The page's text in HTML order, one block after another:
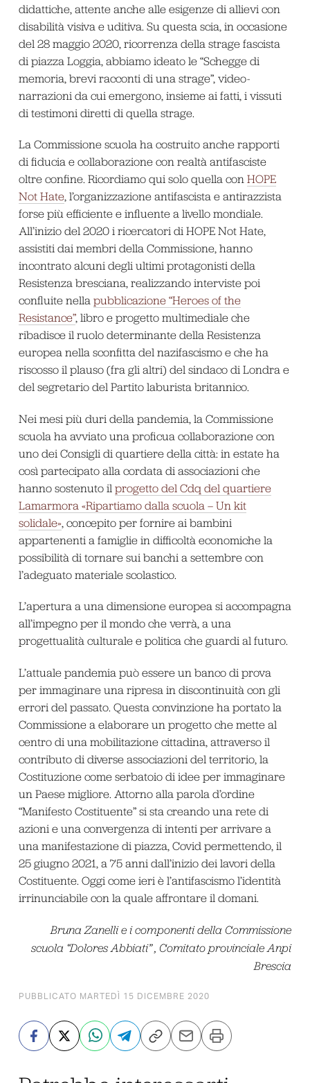
didattiche, attente anche alle esigenze di allievi con
disabilità visiva e uditiva. Su questa scia, in occasione
del 28 maggio 2020, ricorrenza della strage fascista
di piazza Loggia, abbiamo ideato le “Schegge di
memoria, brevi racconti di una strage”, video-
narrazioni da cui emergono, insieme ai fatti, i vissuti
di testimoni diretti di quella strage.
La Commissione scuola ha costruito anche rapporti
di fiducia e collaborazione con realtà antifasciste
oltre confine. Ricordiamo qui solo quella con HOPE
Not Hate, l’organizzazione antifascista e antirazzista
forse più efficiente e influente a livello mondiale.
All’inizio del 2020 i ricercatori di HOPE Not Hate,
assistiti dai membri della Commissione, hanno
incontrato alcuni degli ultimi protagonisti della
Resistenza bresciana, realizzando interviste poi
confluite nella pubblicazione “Heroes of the
Resistance”, libro e progetto multimediale che
ribadisce il ruolo determinante della Resistenza
europea nella sconfitta del nazifascismo e che ha
riscosso il plauso (fra gli altri) del sindaco di Londra e
del segretario del Partito laburista britannico.
Nei mesi più duri della pandemia, la Commissione
scuola ha avviato una proficua collaborazione con
uno dei Consigli di quartiere della città: in estate ha
così partecipato alla cordata di associazioni che
hanno sostenuto il progetto del Cdq del quartiere
Lamarmora «Ripartiamo dalla scuola – Un kit
solidale», concepito per fornire ai bambini
appartenenti a famiglie in difficoltà economiche la
possibilità di tornare sui banchi a settembre con
l’adeguato materiale scolastico.
L’apertura a una dimensione europea si accompagna
all’impegno per il mondo che verrà, a una
progettualità culturale e politica che guardi al futuro.
L’attuale pandemia può essere un banco di prova
per immaginare una ripresa in discontinuità con gli
errori del passato. Questa convinzione ha portato la
Commissione a elaborare un progetto che mette al
centro di una mobilitazione cittadina, attraverso il
contributo di diverse associazioni del territorio, la
Costituzione come serbatoio di idee per immaginare
un Paese migliore. Attorno alla parola d’ordine
“Manifesto Costituente” si sta creando una rete di
azioni e una convergenza di intenti per arrivare a
una manifestazione di piazza, Covid permettendo, il
25 giugno 2021, a 75 anni dall’inizio dei lavori della
Costituente. Oggi come ieri è l’antifascismo l’identità
irrinunciabile con la quale affrontare il domani.
Bruna Zanelli e i componenti della Commissione
scuola “Dolores Abbiati” , Comitato provinciale Anpi
Brescia
PUBBLICATO MARTEDÌ 15 DICEMBRE 2020